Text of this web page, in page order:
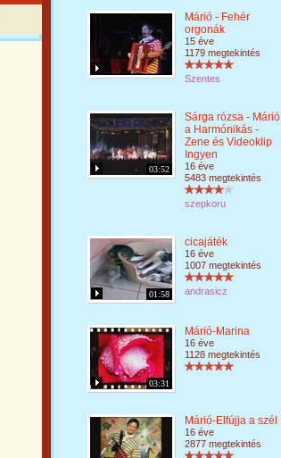
Márió - Fehér
orgonák
15 éve
1179 megtekintés
Szentes
03:52
Sárga rózsa - Márió
a Harmónikás -
Zene és Videoklip
Ingyen
16 éve
5483 megtekintés
szepkoru
01:58
cicajáték
16 éve
1007 megtekintés
andrasicz
03:31
Márió-Marina
16 éve
1128 megtekintés
Márió-Elfújja a szél
16 éve
2877 megtekintés